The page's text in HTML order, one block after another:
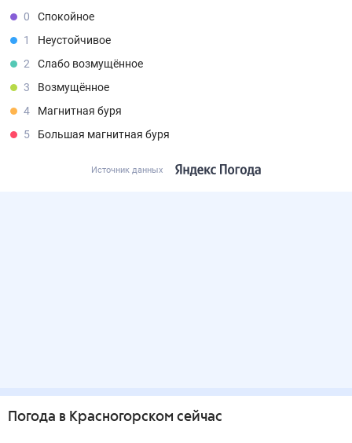
0
Спокойное
1
Неустойчивое
2
Слабо возмущённое
3
Возмущённое
4
Магнитная буря
5
Большая магнитная буря
Источник данных
Погода в Красногорском сейчас